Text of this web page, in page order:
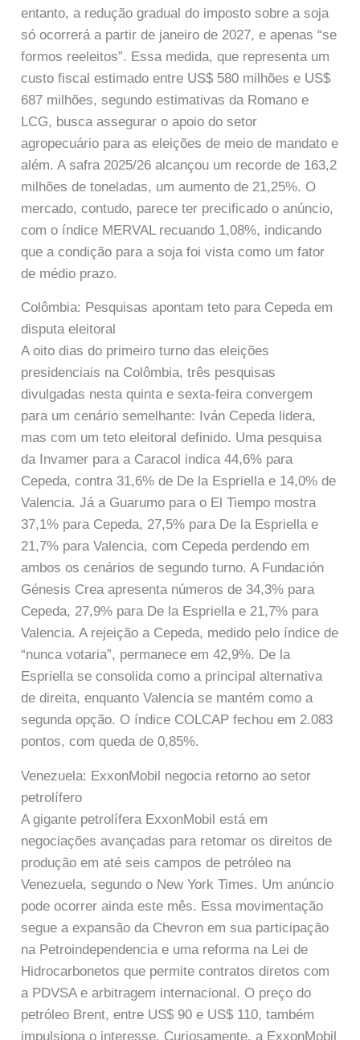
entanto, a redução gradual do imposto sobre a soja
só ocorrerá a partir de janeiro de 2027, e apenas “se
formos reeleitos”. Essa medida, que representa um
custo fiscal estimado entre US$ 580 milhões e US$
687 milhões, segundo estimativas da Romano e
LCG, busca assegurar o apoio do setor
agropecuário para as eleições de meio de mandato e
além. A safra 2025/26 alcançou um recorde de 163,2
milhões de toneladas, um aumento de 21,25%. O
mercado, contudo, parece ter precificado o anúncio,
com o índice MERVAL recuando 1,08%, indicando
que a condição para a soja foi vista como um fator
de médio prazo.
Colômbia: Pesquisas apontam teto para Cepeda em
disputa eleitoral
A oito dias do primeiro turno das eleições
presidenciais na Colômbia, três pesquisas
divulgadas nesta quinta e sexta-feira convergem
para um cenário semelhante: Iván Cepeda lidera,
mas com um teto eleitoral definido. Uma pesquisa
da Invamer para a Caracol indica 44,6% para
Cepeda, contra 31,6% de De la Espriella e 14,0% de
Valencia. Já a Guarumo para o El Tiempo mostra
37,1% para Cepeda, 27,5% para De la Espriella e
21,7% para Valencia, com Cepeda perdendo em
ambos os cenários de segundo turno. A Fundación
Génesis Crea apresenta números de 34,3% para
Cepeda, 27,9% para De la Espriella e 21,7% para
Valencia. A rejeição a Cepeda, medido pelo índice de
“nunca votaria”, permanece em 42,9%. De la
Espriella se consolida como a principal alternativa
de direita, enquanto Valencia se mantém como a
segunda opção. O índice COLCAP fechou em 2.083
pontos, com queda de 0,85%.
Venezuela: ExxonMobil negocia retorno ao setor
petrolífero
A gigante petrolífera ExxonMobil está em
negociações avançadas para retomar os direitos de
produção em até seis campos de petróleo na
Venezuela, segundo o New York Times. Um anúncio
pode ocorrer ainda este mês. Essa movimentação
segue a expansão da Chevron em sua participação
na Petroindependencia e uma reforma na Lei de
Hidrocarbonetos que permite contratos diretos com
a PDVSA e arbitragem internacional. O preço do
petróleo Brent, entre US$ 90 e US$ 110, também
impulsiona o interesse. Curiosamente, a ExxonMobil